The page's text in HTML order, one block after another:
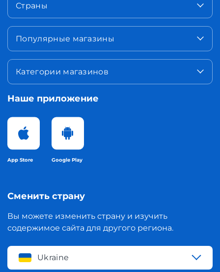
Страны
Популярные магазины
Категории магазинов
Наше приложение
App Store Google Play
Сменить страну
Вы можете изменить страну и изучить
содержимое сайта для другого региона.
Ukraine